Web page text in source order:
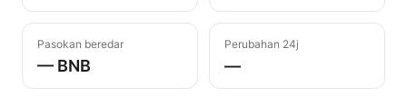
Pasokan beredar
— BNB
Perubahan 24j
—